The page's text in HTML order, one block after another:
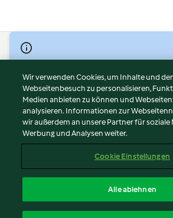
© Copyright 2026
Nutzungsbedingungen
Datenschutzrichtlinien
Disclaimer
Impressum
Cookies
Abo kündigen
Erklärung zur Barrierefreiheit
Wir verwenden Cookies, um Inhalte und
Webseitenbesuch zu personalisieren,
Medien anbieten zu können und
analysieren. Informationen zur
wir außerdem an unsere Partner für soziale
Werbung und Analysen weiter.
Cookie Einstellungen
Alle ablehnen